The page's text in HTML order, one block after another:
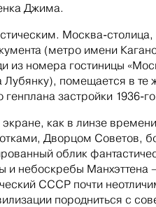
Джима.
Москва-
(метро имени
из номера гостиницы
Лубянку), помещается в те
застройки 1936-
как в линзе
Дворцом Советов,
облик
и небоскребы Манхэттена
СССР почти
породниться с